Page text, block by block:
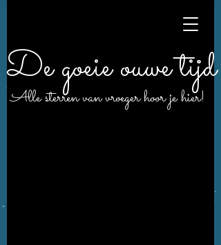
De goeie ouwe tijd
Alle sterren van vroeger hoor je hier!